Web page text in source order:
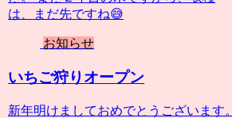
は、まだ先ですね😅
お知らせ
いちご狩りオープン
新年明けましておめでとうございます。